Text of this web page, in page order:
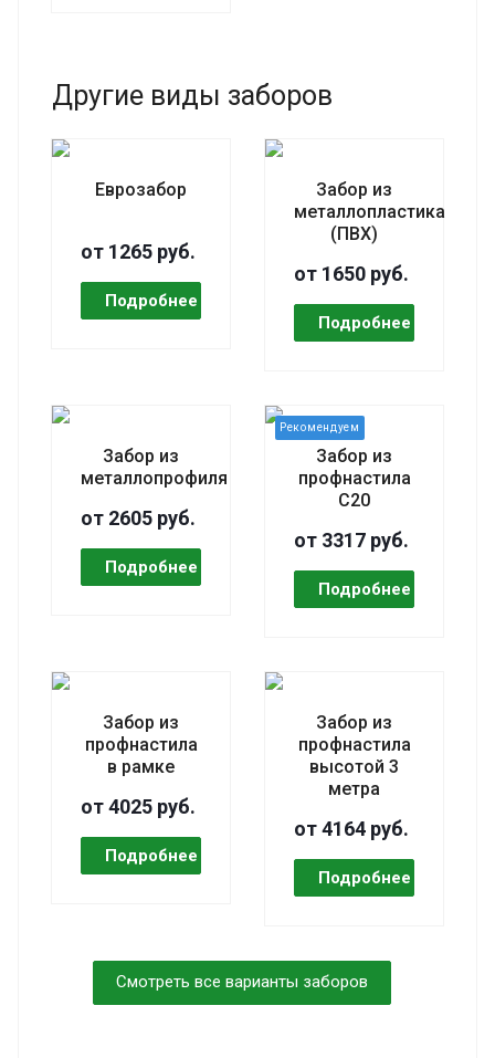
Другие виды заборов
Еврозабор
от 1265 руб.
Забор из
металлопластика
(ПВХ)
от 1650 руб.
Забор из
металлопрофиля
от 2605 руб.
Забор из
профнастила
C20
от 3317 руб.
Забор из
профнастила
в рамке
от 4025 руб.
Забор из
профнастила
высотой 3
метра
от 4164 руб.
Смотреть все варианты заборов